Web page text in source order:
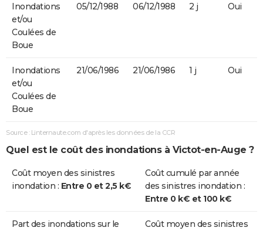
Inondations
et/ou
Coulées de
Boue
05/12/1988 06/12/1988 2 j Oui
Inondations
et/ou
Coulées de
Boue
21/06/1986 21/06/1986 1 j Oui
Source : Linternaute.com d'après les données de la CCR
Quel est le coût des inondations à Victot-en-Auge ?
Coût moyen des sinistres
inondation : Entre 0 et 2,5 k€
Coût cumulé par année
des sinistres inondation :
Entre 0 k€ et 100 k€
Part des inondations sur le
Coût moyen des sinistres